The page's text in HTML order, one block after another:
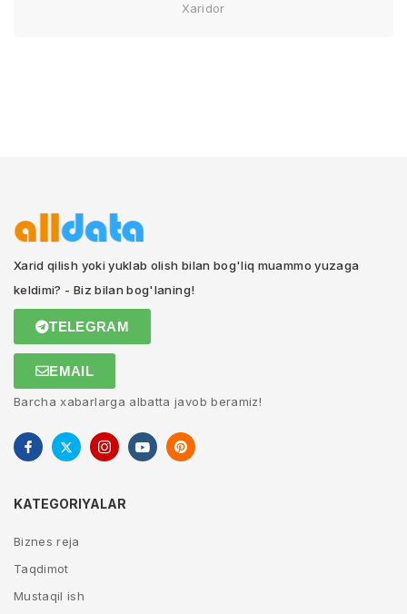
Xaridor
Xarid qilish yoki yuklab olish bilan bog'liq muammo yuzaga
keldimi? - Biz bilan bog'laning!
TELEGRAM
EMAIL
Barcha xabarlarga albatta javob beramiz!
KATEGORIYALAR
Biznes reja
Taqdimot
Mustaqil ish